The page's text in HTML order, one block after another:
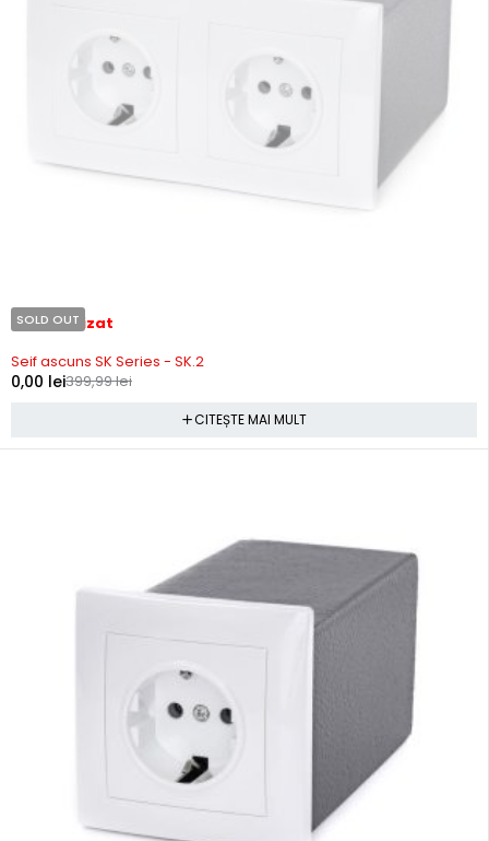
SOLD OUT
Stoc epuizat
Seif ascuns SK Series - SK.2
399,99lei
0,00 lei
CITEȘTE MAI MULT